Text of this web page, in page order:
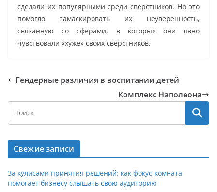
сделали их популярными среди сверстников. Но это
помогло замаскировать их неуверенность,
связанную со сферами, в которых они явно
чувствовали «хуже» своих сверстников.
Гендерные различия в воспитании детей
Комплекс Наполеона
Свежие записи
За кулисами принятия решений: как фокус-комната
помогает бизнесу слышать свою аудиторию